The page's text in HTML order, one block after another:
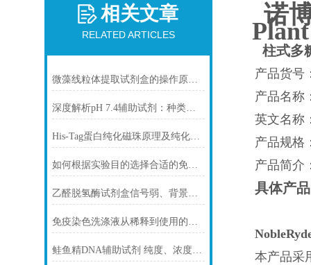
相关文章
RELATED ARTICLES
微藻线粒体提取试剂盒的操作原理与实验优化指南
深度解析pH 7.4辅助试剂：种类、选择
His-Tag蛋白纯化磁珠原理及纯化步骤
如何根据实验目的选择合适的免疫染色封闭剂
乙醛脱氢酶试剂盒信号弱、背景高、重复性差怎么办？
免疫染色洗涤液从稀释到使用的完整流程
鲑鱼精DNA辅助试剂 纯度、浓度与稳定性对实验结果的影响
诺
柱式多
产品货号
产品名称
英文名称
产品规格
产品简介
具体产
本产品采